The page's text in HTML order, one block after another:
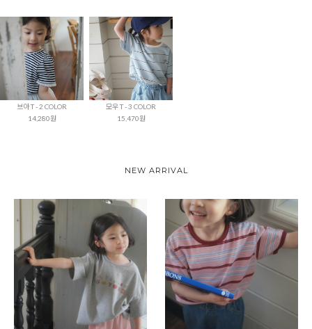
브아 T - 2 COLOR
14,280원
모우 T - 3 COLOR
15,470원
NEW ARRIVAL